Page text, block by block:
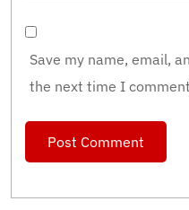
Save my name, email,
the next time I